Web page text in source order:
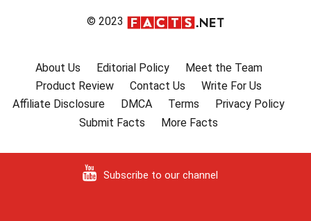
© 2023
About Us Editorial Policy
Meet the Team
Product Review
Contact Us
Write For Us
Affiliate Disclosure
DMCA Terms
Privacy Policy
Submit Facts
More Facts
Subscribe to our channel